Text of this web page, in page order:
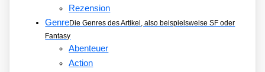
Rezension
GenreDie Genres des Artikel, also beispielsweise SF oder
Fantasy
Abenteuer
Action